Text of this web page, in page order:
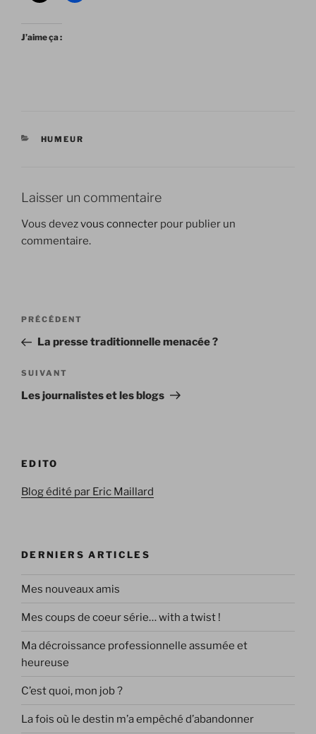
J’aime ça :
CATÉGORIES
HUMEUR
Laisser un commentaire
Vous devezvous connecter pour publier un
commentaire.
Navigation
l’article
Article
précédent
PRÉCÉDENT
La presse traditionnelle menacée ?
Article
suivant
SUIVANT
Les journalistes et les blogs
EDITO
Blog édité par Eric Maillard
DERNIERS ARTICLES
Mes nouveaux amis
Mes coups de coeur série… with a twist !
Ma décroissance professionnelle assumée et
heureuse
C’est quoi, mon job ?
La fois où le destin m’a empêché d’abandonner